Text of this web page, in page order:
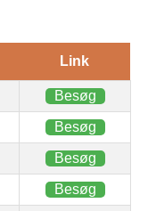
Link
Besøg
Besøg
Besøg
Besøg